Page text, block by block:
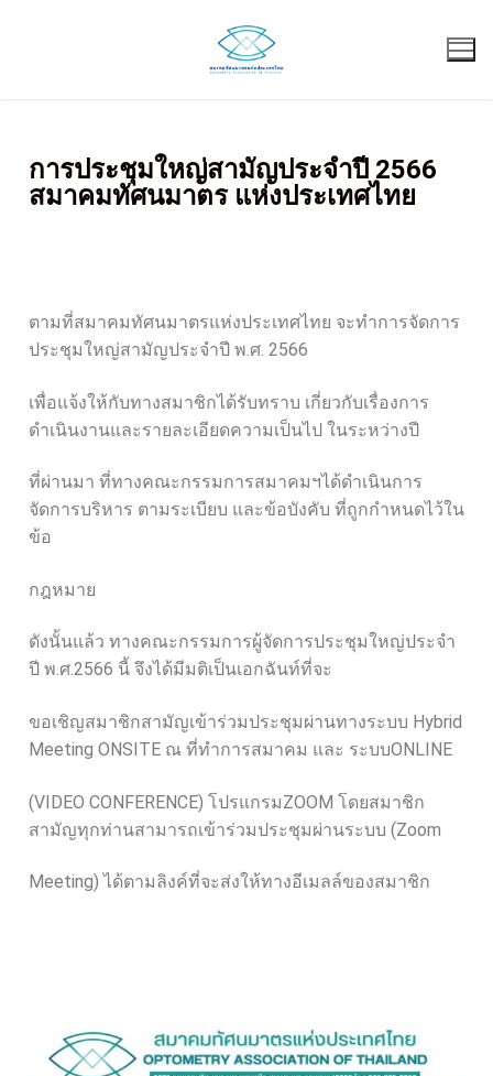
การประชุมใหญ่สามัญประจำปี 2566
สมาคมทัศนมาตร แห่งประเทศไทย
ตามที่สมาคมทัศนมาตรแห่งประเทศไทย จะทำการจัดการ
ประชุมใหญ่สามัญประจำปี พ.ศ. 2566
เพื่อแจ้งให้กับทางสมาชิกได้รับทราบ เกี่ยวกับเรื่องการ
ดำเนินงานและรายละเอียดความเป็นไป ในระหว่างปี
ที่ผ่านมา ที่ทางคณะกรรมการสมาคมฯได้ดำเนินการ
จัดการบริหาร ตามระเบียบ และข้อบังคับ ที่ถูกกำหนดไว้ใน
ข้อ
กฎหมาย
ดังนั้นแล้ว ทางคณะกรรมการผู้จัดการประชุมใหญ่ประจำ
ปี พ.ศ.2566 นี้ จึงได้มีมติเป็นเอกฉันท์ที่จะ
ขอเชิญสมาชิกสามัญเข้าร่วมประชุมผ่านทางระบบ Hybrid
Meeting ONSITE ณ ที่ทำการสมาคม และ ระบบONLINE
(VIDEO CONFERENCE) โปรแกรมZOOM โดยสมาชิก
สามัญทุกท่านสามารถเข้าร่วมประชุมผ่านระบบ (Zoom
Meeting) ได้ตามลิงค์ที่จะส่งให้ทางอีเมลล์ของสมาชิก